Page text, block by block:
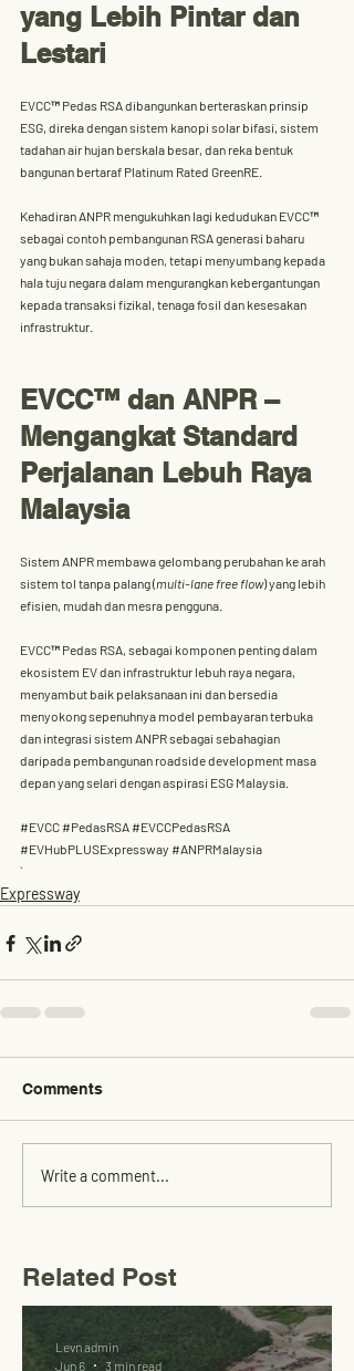
yang Lebih Pintar dan
Lestari
EVCC™ Pedas RSA dibangunkan berteraskan prinsip
ESG, direka dengan sistem kanopi solar bifasi, sistem
tadahan air hujan berskala besar, dan reka bentuk
bangunan bertaraf Platinum Rated GreenRE
Kehadiran ANPR mengukuhkan lagi kedudukan EVCC™
sebagai contoh pembangunan RSA generasi baharu
yang bukan sahaja moden, tetapi menyumbang kepada
hala tuju negara dalam mengurangkan kebergantungan
kepada transaksi fizikal, tenaga fosil dan kesesakan
infrastruktur.
EVCC™ dan ANPR –
Mengangkat Standard
Perjalanan Lebuh Raya
Malaysia
Sistem ANPR membawa gelombang perubahan ke arah
sistem tol tanpa palang (multi-lane free flow) yang lebih
efisien, mudah dan mesra pengguna.
EVCC™ Pedas RSA, sebagai komponen penting dalam
ekosistem EV dan infrastruktur lebuh raya negara,
menyambut baik pelaksanaan ini dan bersedia
menyokong sepenuhnya model pembayaran terbuka
dan integrasi sistem ANPR sebagai sebahagian
daripada pembangunan roadside development masa
depan yang selari dengan aspirasi ESG Malaysia
#EVCC #PedasRSA #EVCCPedasRSA
#EVHubPLUSExpressway #ANPRMalaysia
`
Expressway
Comments
Write a comment...
Related Post
Levn admin
Jun 6
3 min read